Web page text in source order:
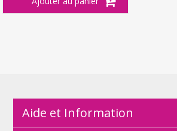
Aide et Information